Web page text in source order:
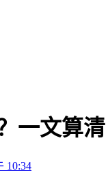
一文算
10:34